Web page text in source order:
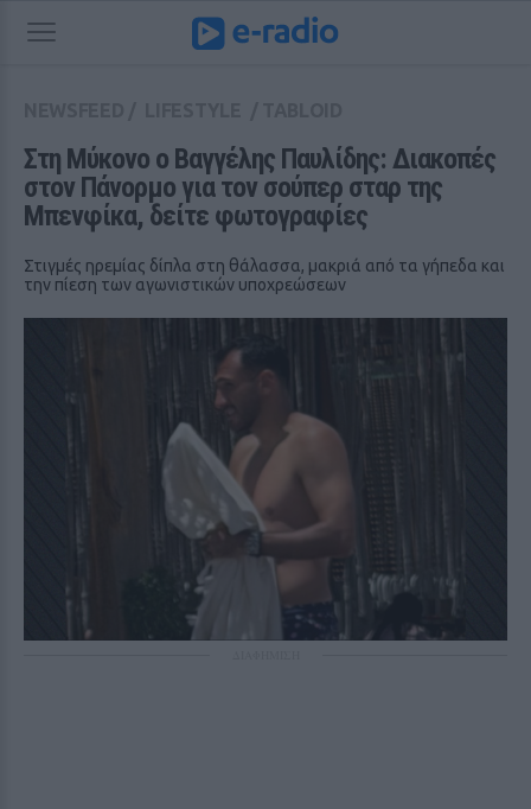
Στη Μύκονο ο Βαγγέλης Παυλίδης: Διακοπές
στον Πάνορμο για τον σούπερ σταρ της
Μπενφίκα, δείτε φωτογραφίες
Στιγμές ηρεμίας δίπλα στη θάλασσα, μακριά από τα γήπεδα και
την πίεση των αγωνιστικών υποχρεώσεων